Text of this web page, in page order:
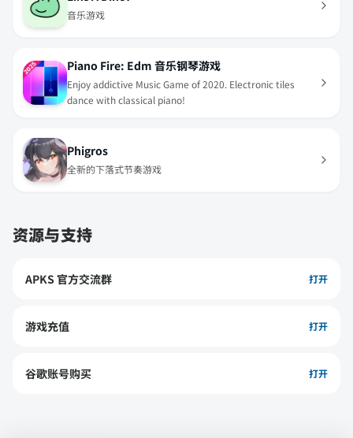
音乐游戏
Piano Fire: Edm 音乐钢琴游戏
Enjoy addictive Music Game of 2020. Electronic tiles
dance with classical piano!
Phigros
全新的下落式节奏游戏
资源与支持
APKS 官方交流群 打开
游戏充值 打开
谷歌账号购买 打开